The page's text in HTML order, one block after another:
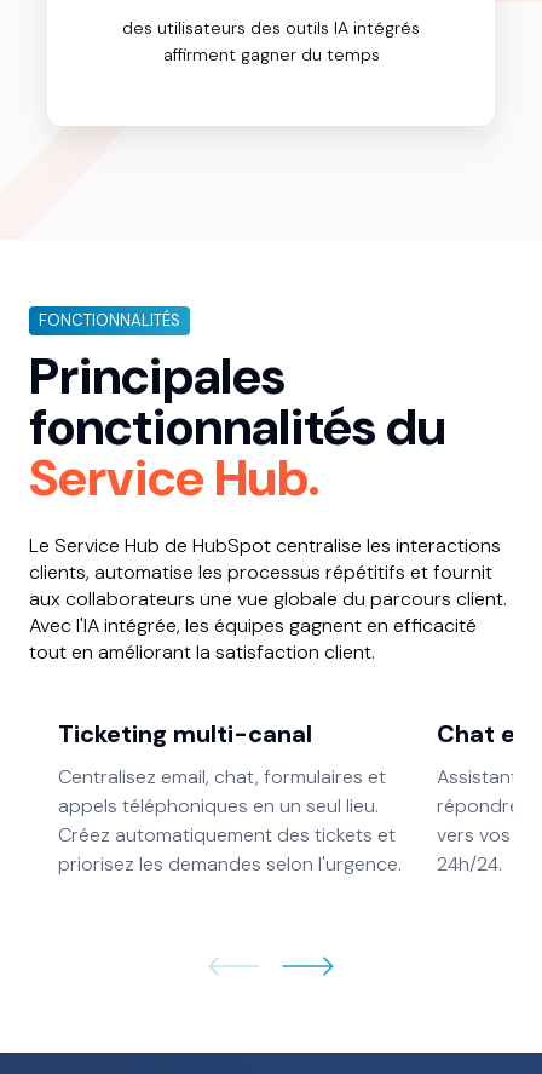
des utilisateurs des outils IA intégrés
affirment gagner du temps
FONCTIONNALITÉS
Principales
fonctionnalités du
Service Hub.
Le Service Hub de HubSpot centralise les interactions
clients, automatise les processus répétitifs et fournit
aux collaborateurs une vue globale du parcours client.
Avec l'IA intégrée, les équipes gagnent en efficacité
tout en améliorant la satisfaction client.
Ticketing multi-canal
Centralisez email, chat, formulaires et
appels téléphoniques en un seul lieu.
Créez automatiquement des tickets et
priorisez les demandes selon l'urgence.
Chat en
Assistants
répondre
vers vos
24h/24.